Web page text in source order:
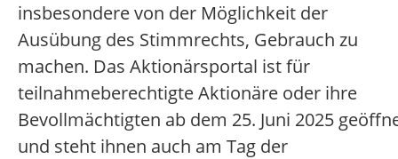
insbesondere von der Möglichkeit der
Ausübung des Stimmrechts, Gebrauch zu
machen. Das Aktionärsportal ist für
teilnahmeberechtigte Aktionäre oder ihre
Bevollmächtigten ab dem 25. Juni 2025
und steht ihnen auch am Tag der